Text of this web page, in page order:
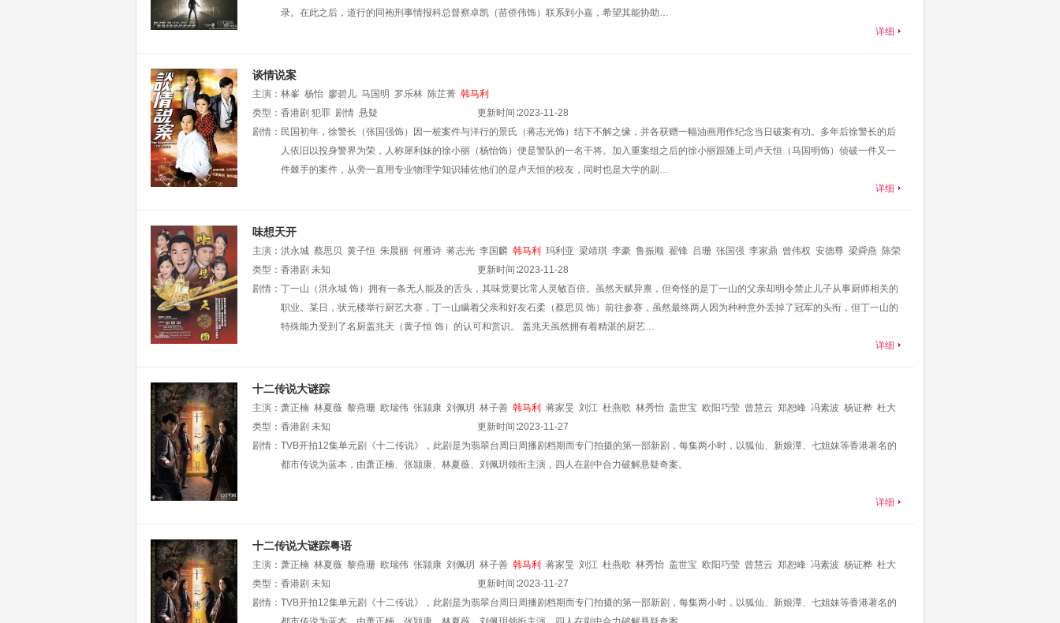
录。在此之后，道行的同袍刑事情报科总督察卓凯（苗侨伟饰）联系到小嘉，希望其能协助…
详细
谈情说案
主演： 林峯 杨怡 廖碧儿 马国明 罗乐林 陈芷菁 韩马利
类型： 香港剧 犯罪 剧情 悬疑 更新时间∶2023-11-28
剧情： 民国初年，徐警长（张国强饰）因一桩案件与洋行的景氏（蒋志光饰）结下不解之缘，并各获赠一幅油画用作纪念当日破案有功。多年后徐警长的后
人依旧以投身警界为荣，人称犀利妹的徐小丽（杨怡饰）便是警队的一名干将。加入重案组之后的徐小丽跟随上司卢天恒（马国明饰）侦破一件又一
件棘手的案件，从旁一直用专业物理学知识辅佐他们的是卢天恒的校友，同时也是大学的副…
详细
味想天开
主演： 洪永城 蔡思贝 黄子恒 朱晨丽 何雁诗 蒋志光 李国麟 韩马利 玛利亚 梁靖琪 李豪 鲁振顺 翟锋 吕珊 张国强 李家鼎 曾伟权 安德尊 梁舜燕 陈荣
峻 曾航生 吴家乐
类型： 香港剧 未知 更新时间∶2023-11-28
剧情： 丁一山（洪永城 饰）拥有一条无人能及的舌头，其味觉要比常人灵敏百倍。虽然天赋异禀，但奇怪的是丁一山的父亲却明令禁止儿子从事厨师相关的
职业。某日，状元楼举行厨艺大赛，丁一山瞒着父亲和好友石柔（蔡思贝 饰）前往参赛，虽然最终两人因为种种意外丢掉了冠军的头衔，但丁一山的
特殊能力受到了名厨盖兆天（黄子恒 饰）的认可和赏识。 盖兆天虽然拥有着精湛的厨艺…
详细
十二传说大谜踪
主演： 萧正楠 林夏薇 黎燕珊 欧瑞伟 张颕康 刘佩玥 林子善 韩马利 蒋家旻 刘江 杜燕歌 林秀怡 盖世宝 欧阳巧莹 曾慧云 郑恕峰 冯素波 杨证桦 杜大
伟 黄建东 赵希洛 苏丽明 炜烈 赵永洪 吴瑞庭
谚 吴沚默 何芷珊 朱斐斐 陈伟洪 李丽丽 阮政峰 杨家宝 钟志光 梁茵 卢峻峯 丘梓谦 程皓 易智远 董敬文 李冈龙 萧徽勇 张雪莹 陈靖云 黄文意 黄耀
张汉斌 黄嘉乐 白云 梁雯蔚 刘芷希
类型： 香港剧 未知 更新时间∶2023-11-27
剧情： TVB开拍12集单元剧《十二传说》，此剧是为翡翠台周日周播剧档期而专门拍摄的第一部新剧，每集两小时，以狐仙、新娘潭、七姐妹等香港著名的
都市传说为蓝本，由萧正楠、张颕康、林夏薇、刘佩玥领衔主演，四人在剧中合力破解悬疑奇案。
详细
十二传说大谜踪粤语
主演： 萧正楠 林夏薇 黎燕珊 欧瑞伟 张颕康 刘佩玥 林子善 韩马利 蒋家旻 刘江 杜燕歌 林秀怡 盖世宝 欧阳巧莹 曾慧云 郑恕峰 冯素波 杨证桦 杜大
伟 黄建东 赵希洛 苏丽明 炜烈 赵永洪 吴瑞庭
谚 吴沚默 何绮云 朱斐斐 陈伟洪 李丽丽 阮政峰 杨家宝 钟志光 梁茵 卢峻峯 丘梓谦 程皓 易智远 董敬文 李冈龙 萧徽勇 张雪莹 陈靖云 黄文意 黄耀
类型： 香港剧 未知 更新时间∶2023-11-27
剧情： TVB开拍12集单元剧《十二传说》，此剧是为翡翠台周日周播剧档期而专门拍摄的第一部新剧，每集两小时，以狐仙、新娘潭、七姐妹等香港著名的